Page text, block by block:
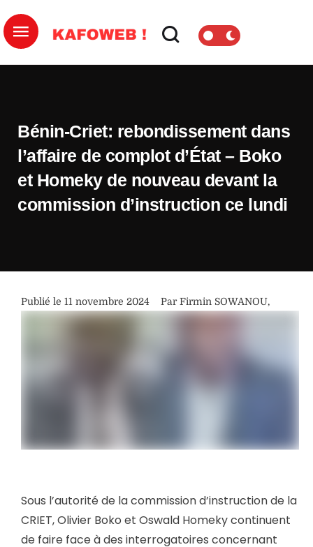
Bénin-Criet: rebondissement dans
l’affaire de complot d’État – Boko
et Homeky de nouveau devant la
commission d’instruction ce lundi
Publié le 11 novembre 2024 Par Firmin SOWANOU,
Sous l’autorité de la commission d’instruction de la
CRIET, Olivier Boko et Oswald Homeky continuent
de faire face à des interrogatoires concernant